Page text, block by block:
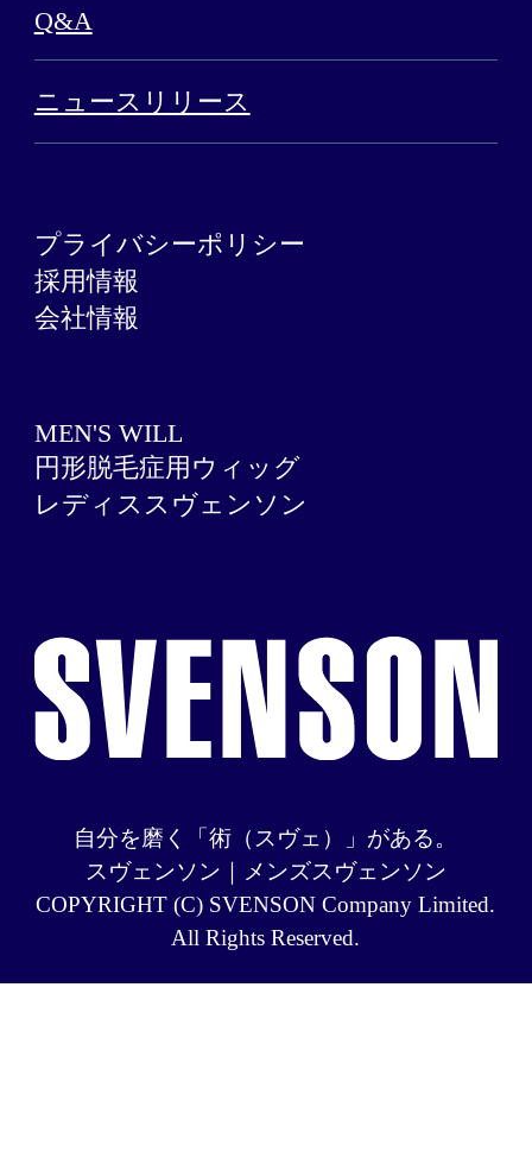
Q&A
ニュースリリース
プライバシーポリシー
採用情報
会社情報
MEN'S WILL
円形脱毛症用ウィッグ
レディススヴェンソン
自分を磨く「術（スヴェ）」がある。
スヴェンソン｜メンズスヴェンソン
COPYRIGHT (C) SVENSON Company Limited.
All Rights Reserved.